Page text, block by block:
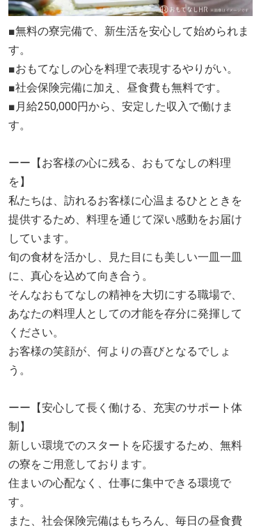
■無料の寮完備で、新生活を安心して始められま
す。
■おもてなしの心を料理で表現するやりがい。
■社会保険完備に加え、昼食費も無料です。
■月給250,000円から、安定した収入で働けま
す。
ーー【お客様の心に残る、おもてなしの料理
を】
私たちは、訪れるお客様に心温まるひとときを
提供するため、料理を通じて深い感動をお届け
しています。
旬の食材を活かし、見た目にも美しい一皿一皿
に、真心を込めて向き合う。
そんなおもてなしの精神を大切にする職場で、
あなたの料理人としての才能を存分に発揮して
ください。
お客様の笑顔が、何よりの喜びとなるでしょ
う。
ーー【安心して長く働ける、充実のサポート体
制】
新しい環境でのスタートを応援するため、無料
の寮をご用意しております。
住まいの心配なく、仕事に集中できる環境で
す。
また、社会保険完備はもちろん、毎日の昼食費